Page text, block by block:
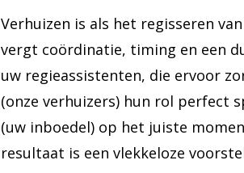
Verhuizen is als het regisseren
vergt coördinatie, timing en een
uw regieassistenten, die ervoor
(onze verhuizers) hun rol perfect
(uw inboedel) op het juiste
resultaat is een vlekkeloze